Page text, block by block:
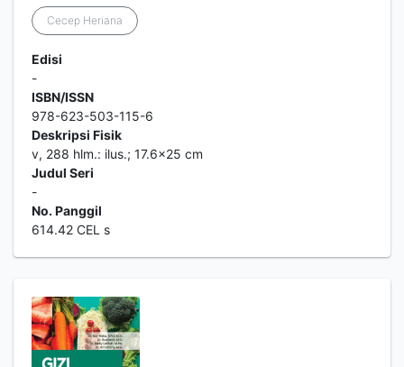
Cecep Heriana
Edisi
-
ISBN/ISSN
978-623-503-115-6
Deskripsi Fisik
v, 288 hlm.: ilus.; 17.6x25 cm
Judul Seri
-
No. Panggil
614.42 CEL s